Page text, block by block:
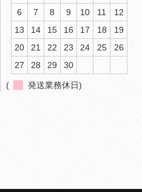
6
7 8 9 10 11
12
13
14 15 16 17 18
19
20
21 22 23 24 25
26
27
28 29 30
( 発送業務休日)